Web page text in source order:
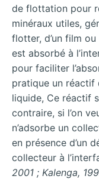
de flottation pour
minéraux utiles,
flotter, d’un film
est absorbé à
pour faciliter
pratique un réactif
liquide, Ce réactif
contraire, si l’on
n’adsorbe un
en présence d’un
collecteur à
2001 ; Kalenga,